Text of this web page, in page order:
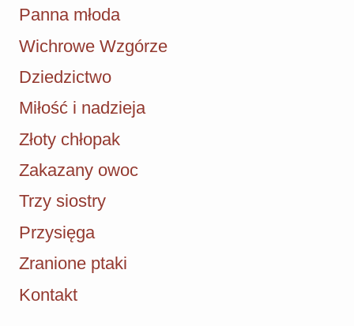
Panna młoda
Wichrowe Wzgórze
Dziedzictwo
Miłość i nadzieja
Złoty chłopak
Zakazany owoc
Trzy siostry
Przysięga
Zranione ptaki
Kontakt